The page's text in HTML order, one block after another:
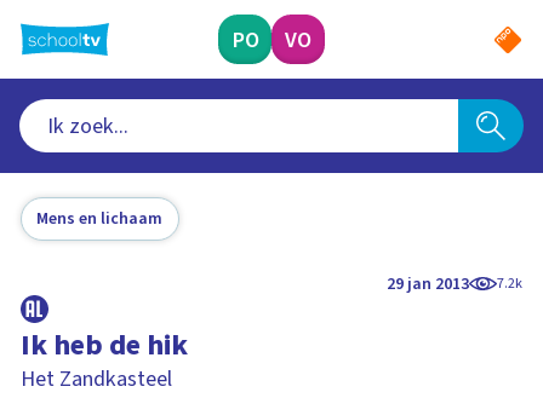
naar
hoofdinhoud
PO VO
Mens en lichaam
29 jan 2013 7.2k
Ik heb de hik
Het Zandkasteel